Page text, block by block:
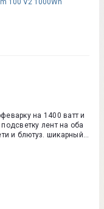
100 V2 1000Wh
на 1400 ватт и
лент на оба
и блютуз. шикарный